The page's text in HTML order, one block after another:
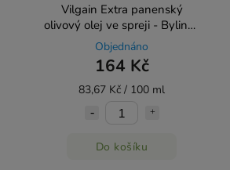
Vilgain Extra panenský
olivový olej ve spreji - Bylinky
196 ml
Objednáno
164 Kč
83,67 Kč / 100 ml
Do košíku